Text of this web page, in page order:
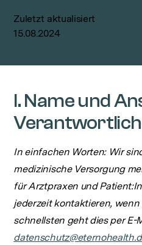
Zuletzt aktualisiert
15.08.2024
I. Name und
In einfachen Worten: Wir
medizinische Versorgung
für Arztpraxen und
jederzeit kontaktieren, wenn
schnellsten geht dies per E-